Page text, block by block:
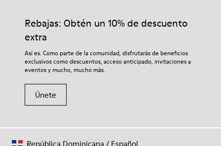
garantizará que duren más tiempo.
Si deseas obtener información detallada sobre cómo cuidar de
tu par, visita nuestraGuía para el cuidado del calzado.
Rebajas: Obtén un 10% de descuento
extra
Así es. Como parte de la comunidad, disfrutarás de beneficios
exclusivos como descuentos, acceso anticipado, invitaciones a
eventos y mucho, mucho más.
Únete
República Dominicana / Español